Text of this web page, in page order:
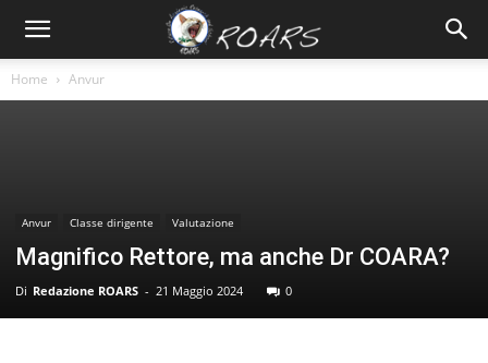
Home Anvur
Anvur Classe dirigente Valutazione
Magnifico Rettore, ma anche Dr COARA?
Di Redazione ROARS - 21 Maggio 2024 0